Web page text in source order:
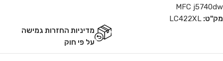
MFC j5740dw
מק"ט: LC422XL
מדיניות החזרות גמישה
על פי חוק